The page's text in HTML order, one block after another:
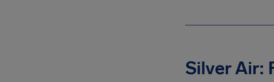
Silver Air: